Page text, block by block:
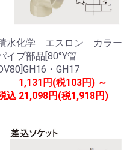
水化学 エスロン カラー
イプ部品[80°Y管
・GH17
込
1,131円(税103円) ～
21,098円(税1,918円)